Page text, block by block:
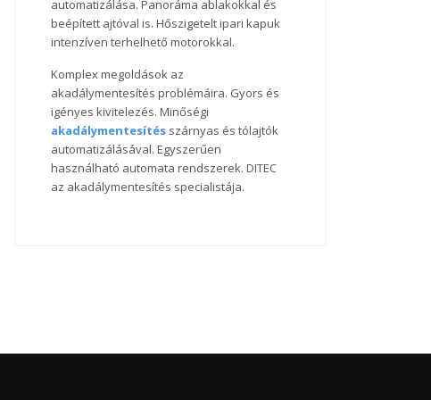
automatizálása. Panoráma ablakokkal és
beépített ajtóval is. Hőszigetelt ipari kapuk
intenzíven terhelhető motorokkal.
Komplex megoldások az
akadálymentesítés problémáira. Gyors és
igényes kivitelezés. Minőségi
akadálymentesítés szárnyas és tólajtók
automatizálásával. Egyszerűen
használható automata rendszerek. DITEC
az akadálymentesítés specialistája.